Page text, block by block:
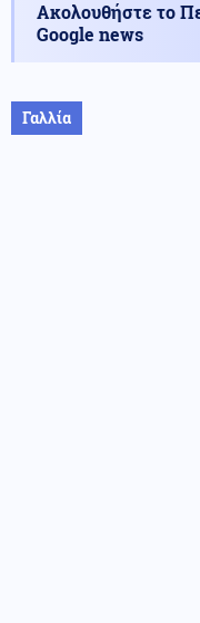
Ακολουθήστε το
Google news
Γαλλία